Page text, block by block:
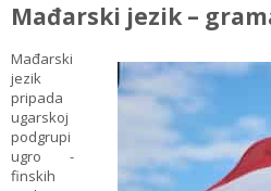
Mađarski jezik –
Mađarski
jezik
pripada
ugarskoj
podgrupi
ugro -
finskih